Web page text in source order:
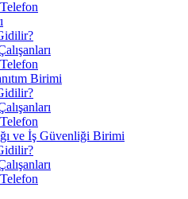
Birimi
ve İş Güvenliği Birimi